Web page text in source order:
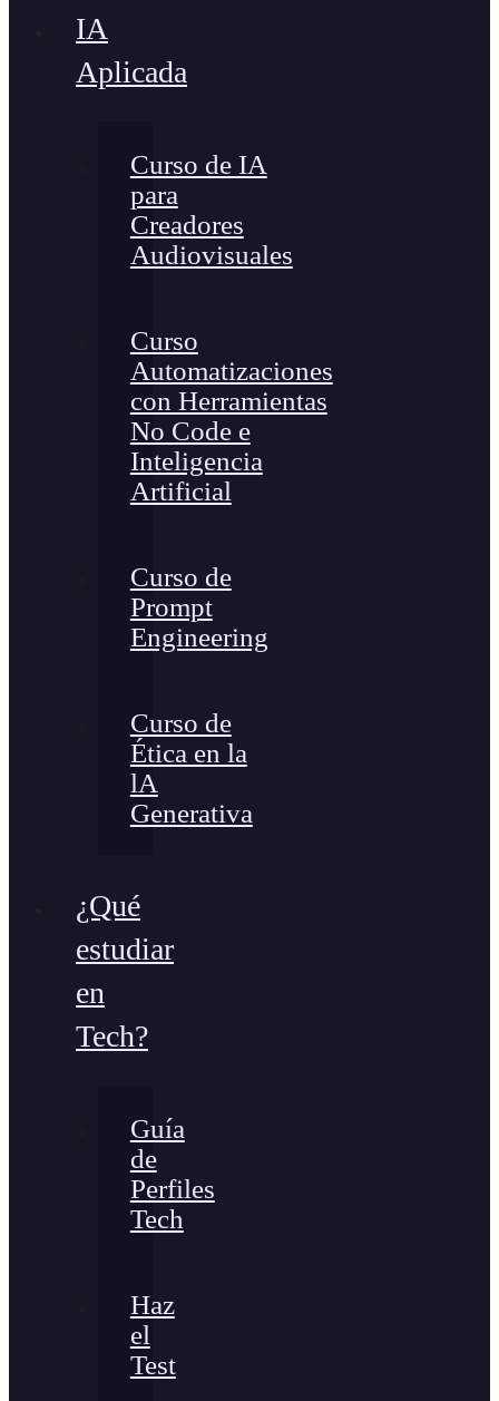
IA
Aplicada
Curso de IA
para
Creadores
Audiovisuales
Curso
Automatizaciones
con Herramientas
No Code e
Inteligencia
Artificial
Curso de
Prompt
Engineering
Curso de
Ética en la
lA
Generativa
¿Qué
estudiar
en
Tech?
Guía
de
Perfiles
Tech
Haz
el
Test